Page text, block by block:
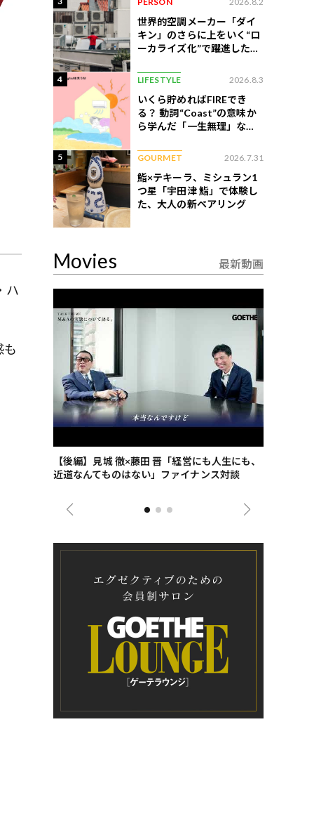
ハ
も
世界的空調メーカー「ダイ
キン」のさらに上をいく“ロ
ーカライズ化”で躍進したイ
4 LIFESTYLE 2026.8.3
いくら貯めればFIREでき
る？ 動詞“Coast”の意味か
ら学んだ「一生無理」な切
5 GOURMET 2026.7.31
鮨×テキーラ、ミシュラン1
つ星「宇田津 鮨」で体験し
た、大人の新ペアリング
Movies 最新動画
【後編】見城 徹×藤田 晋「経営にも人生にも、
近道なんてものはない」ファイナンス対談